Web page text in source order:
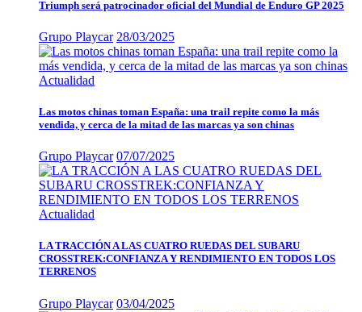
Triumph será patrocinador oficial del Mundial de Enduro GP 2025
Grupo Playcar 28/03/2025
Actualidad
Las motos chinas toman España: una trail repite como la más
vendida, y cerca de la mitad de las marcas ya son chinas
Grupo Playcar 07/07/2025
Actualidad
LA TRACCIÓN A LAS CUATRO RUEDAS DEL SUBARU
CROSSTREK:CONFIANZA Y RENDIMIENTO EN TODOS LOS
TERRENOS
Grupo Playcar 03/04/2025